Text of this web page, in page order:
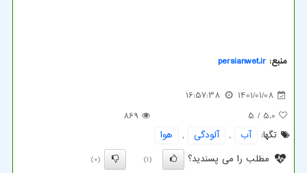
منبع: persianwet.ir
1401/01/08
16:57:38
5.0
/ 5
869
تگها:
آب , آلودگی ,
هوا
مطلب را می پسندید؟
(1)
(0)